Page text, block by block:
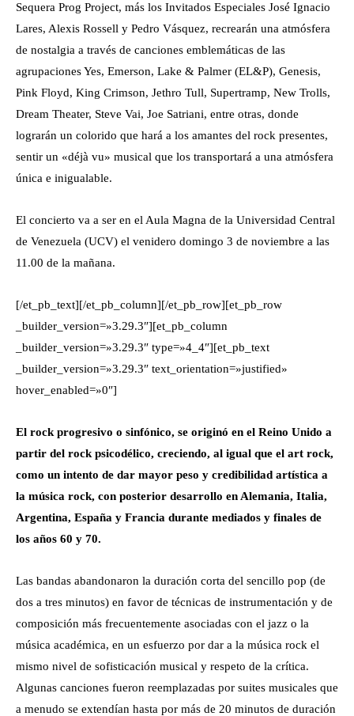
Sequera Prog Project, más los Invitados Especiales José Ignacio
Lares, Alexis Rossell y Pedro Vásquez, recrearán una atmósfera
de nostalgia a través de canciones emblemáticas de las
agrupaciones Yes, Emerson, Lake & Palmer (EL&P), Genesis,
Pink Floyd, King Crimson, Jethro Tull, Supertramp, New Trolls,
Dream Theater, Steve Vai, Joe Satriani, entre otras, donde
lograrán un colorido que hará a los amantes del rock presentes,
sentir un «déjà vu» musical que los transportará a una atmósfera
única e inigualable.
El concierto va a ser en el Aula Magna de la Universidad Central
de Venezuela (UCV) el venidero domingo 3 de noviembre a las
11.00 de la mañana.
[/et_pb_text][/et_pb_column][/et_pb_row][et_pb_row
_builder_version=»3.29.3″][et_pb_column
_builder_version=»3.29.3″ type=»4_4″][et_pb_text
_builder_version=»3.29.3″ text_orientation=»justified»
hover_enabled=»0″]
El rock progresivo o sinfónico, se originó en el Reino Unido a
partir del rock psicodélico, creciendo, al igual que el art rock,
como un intento de dar mayor peso y credibilidad artística a
la música rock, con posterior desarrollo en Alemania, Italia,
Argentina, España y Francia durante mediados y finales de
los años 60 y 70.
Las bandas abandonaron la duración corta del sencillo pop (de
dos a tres minutos) en favor de técnicas de instrumentación y de
composición más frecuentemente asociadas con el jazz o la
música académica, en un esfuerzo por dar a la música rock el
mismo nivel de sofisticación musical y respeto de la crítica.
Algunas canciones fueron reemplazadas por suites musicales que
a menudo se extendían hasta por más de 20 minutos de duración